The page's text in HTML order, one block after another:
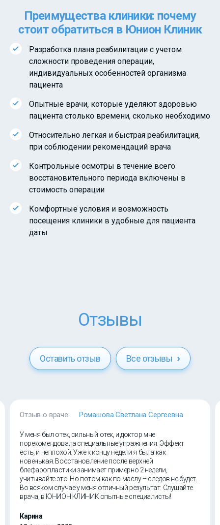
Преимущества клиники: почему
стоит обратиться в Юнион Клиник
Разработка плана реабилитации с учетом
сложности проведения операции,
индивидуальных особенностей организма
пациента
Опытные врачи, которые уделяют здоровью
пациента столько времени, сколько необходимо
Относительно легкая и быстрая реабилитация,
при соблюдении рекомендаций врача
Контрольные осмотры в течение всего
восстановительного периода включены в
стоимость операции
Комфортные условия и возможность
посещения клиники в удобные для пациента
даты
Отзывы
Оставить отзыв Все отзывы
Отзыв о враче: Ромашова Светлана Сергеевна
У меня был отек, сильный отек, и доктор мне
порекомендовала специальные упражнения. Эффект
есть, и неплохой. Уже к концу недели я была как
новенькая. Восстановление после верхней
блефаропластики занимает примерно 2 недели,
учитывайте это. Но потом как по маслу – следов не будет.
Во всяком случае у меня отличный результат. Слушайте
врача, в ЮНИОН КЛИНИК опытные специалисты!
Карина